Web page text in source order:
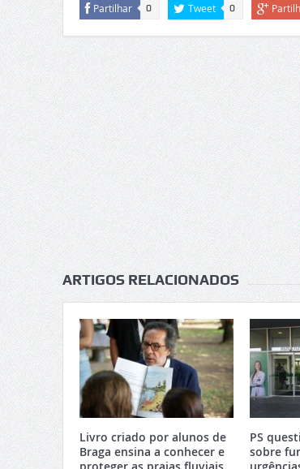
Partilhar 0 Tweet 0
ARTIGOS RELACIONADOS
Livro criado por alunos de
Braga ensina a conhecer e
PS
sobre